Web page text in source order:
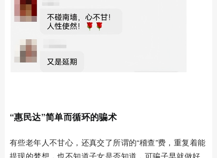
“惠民达”简单而循环的骗术
有些老年人不甘心，还真交了所谓的“稽查”费，重复着能